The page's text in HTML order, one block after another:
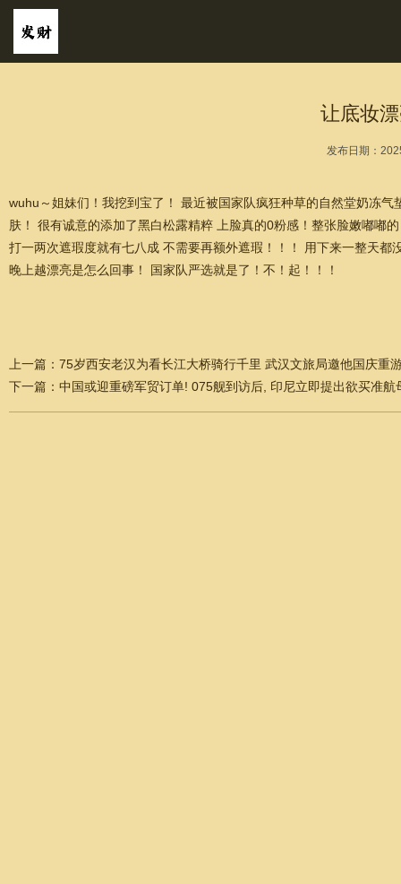
让底妆
发布日期：
wuhu～姐妹们！我挖到宝了！ 最近被国家队疯狂种草的自然堂奶冻
肤！ 很有诚意的添加了黑白松露精粹 上脸真的0粉感！整张脸嫩嘟嘟
打一两次遮瑕度就有七八成 不需要再额外遮瑕！！！ 用下来一整天
晚上越漂亮是怎么回事！ 国家队严选就是了！不！起！！！
上一篇： 75岁西安老汉为看长江大桥骑行千里 武汉文旅局邀他国庆重
下一篇： 中国或迎重磅军贸订单! 075舰到访后, 印尼立即提出欲买准航